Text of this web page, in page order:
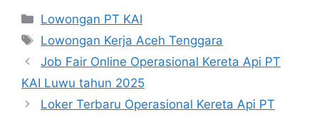
Categories
Lowongan PT KAI
Tags
Lowongan Kerja Aceh Tenggara
Job Fair Online Operasional Kereta Api PT
KAI Luwu tahun 2025
Loker Terbaru Operasional Kereta Api PT